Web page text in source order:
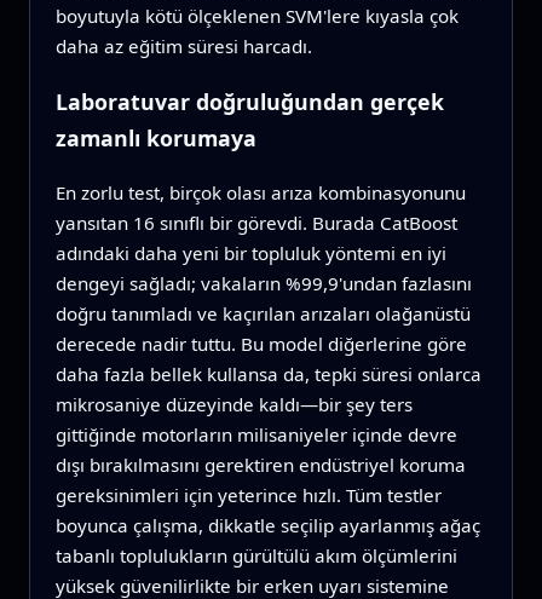
boyutuyla kötü ölçeklenen SVM'lere kıyasla çok
daha az eğitim süresi harcadı.
Laboratuvar doğruluğundan gerçek
zamanlı korumaya
En zorlu test, birçok olası arıza kombinasyonunu
yansıtan 16 sınıflı bir görevdi. Burada CatBoost
adındaki daha yeni bir topluluk yöntemi en iyi
dengeyi sağladı; vakaların %99,9'undan fazlasını
doğru tanımladı ve kaçırılan arızaları olağanüstü
derecede nadir tuttu. Bu model diğerlerine göre
daha fazla bellek kullansa da, tepki süresi onlarca
mikrosaniye düzeyinde kaldı—bir şey ters
gittiğinde motorların milisaniyeler içinde devre
dışı bırakılmasını gerektiren endüstriyel koruma
gereksinimleri için yeterince hızlı. Tüm testler
boyunca çalışma, dikkatle seçilip ayarlanmış ağaç
tabanlı toplulukların gürültülü akım ölçümlerini
yüksek güvenilirlikte bir erken uyarı sistemine